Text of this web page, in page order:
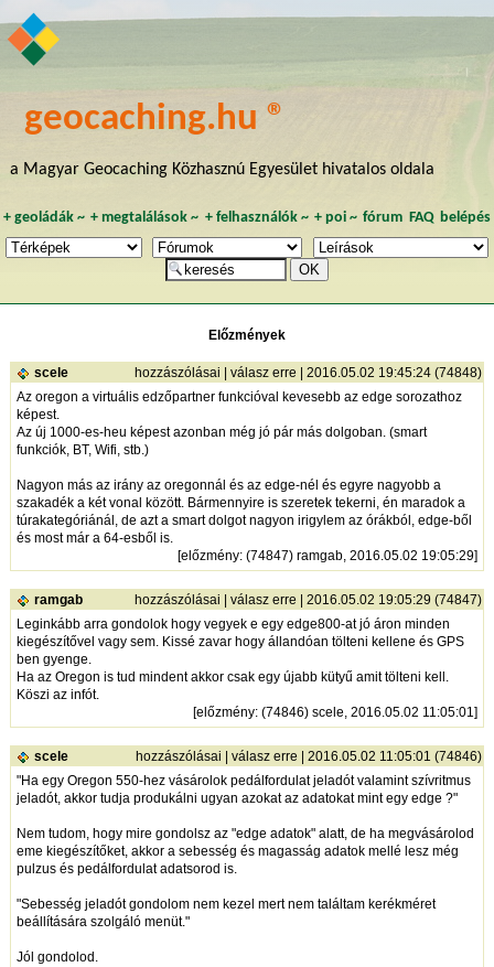
geocaching.hu ®
a Magyar Geocaching Közhasznú Egyesület hivatalos oldala
+ geoládák~ +megtalálások ~ + felhasználók~ + poi~ fórum FAQ belépés
Előzmények
scele hozzászólásai válasz erre | 2016.05.02 19:45:24 (74848)
Az oregon a virtuális edzőpartner funkcióval kevesebb az edge sorozathoz
képest.
Az új 1000-es-heu képest azonban még jó pár más dolgoban. (smart
funkciók, BT, Wifi, stb.)
Nagyon más az irány az oregonnál és az edge-nél és egyre nagyobb a
szakadék a két vonal között. Bármennyire is szeretek tekerni, én maradok a
túrakategóriánál, de azt a smart dolgot nagyon irigylem az órákból, edge-ből
és most már a 64-esből is.
[előzmény: (74847) ramgab, 2016.05.02 19:05:29]
ramgab hozzászólásai válasz erre | 2016.05.02 19:05:29 (74847)
Leginkább arra gondolok hogy vegyek e egy edge800-at jó áron minden
kiegészítővel vagy sem. Kissé zavar hogy állandóan tölteni kellene és GPS
ben gyenge.
Ha az Oregon is tud mindent akkor csak egy újabb kütyű amit tölteni kell.
Köszi az infót.
[előzmény: (74846) scele, 2016.05.02 11:05:01]
scele hozzászólásai válasz erre | 2016.05.02 11:05:01 (74846)
"Ha egy Oregon 550-hez vásárolok pedálfordulat jeladót valamint szívritmus
jeladót, akkor tudja produkálni ugyan azokat az adatokat mint egy edge ?"
Nem tudom, hogy mire gondolsz az "edge adatok" alatt, de ha megvásárolod
eme kiegészítőket, akkor a sebesség és magasság adatok mellé lesz még
pulzus és pedálfordulat adatsorod is.
"Sebesség jeladót gondolom nem kezel mert nem találtam kerékméret
beállítására szolgáló menüt."
Jól gondolod.